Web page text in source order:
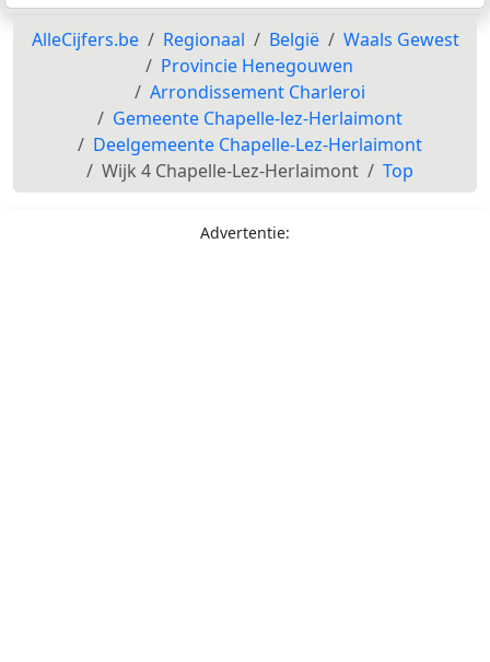
AlleCijfers.be Regionaal België
Waals Gewest
Provincie Henegouwen
Arrondissement Charleroi
Gemeente Chapelle-lez-Herlaimont
Deelgemeente Chapelle-Lez-Herlaimont
Wijk 4 Chapelle-Lez-Herlaimont
Top
Advertentie: